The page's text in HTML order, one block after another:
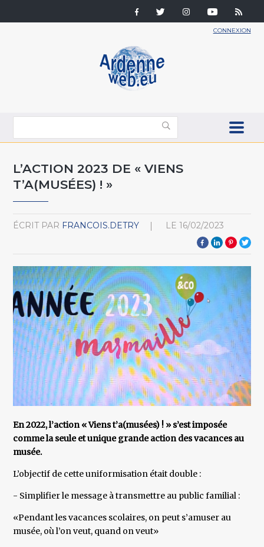
CONNEXION
L’ACTION 2023 DE « VIENS
T’A(MUSÉES) ! »
ÉCRIT PAR FRANCOIS.DETRY LE 16/02/2023
En 2022, l’action « Viens t’a(musées) ! » s’est imposée
comme la seule et unique grande action des vacances au
musée.
L’objectif de cette uniformisation était double :
- Simplifier le message à transmettre au public familial :
«Pendant les vacances scolaires, on peut s’amuser au
musée, où l’on veut, quand on veut»